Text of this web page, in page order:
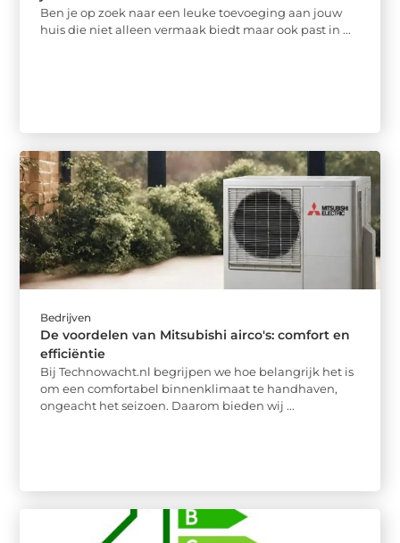
Ben je op zoek naar een leuke toevoeging aan jouw
huis die niet alleen vermaak biedt maar ook past in ...
Bedrijven
De voordelen van Mitsubishi airco's: comfort en
efficiëntie
Bij Technowacht.nl begrijpen we hoe belangrijk het is
om een comfortabel binnenklimaat te handhaven,
ongeacht het seizoen. Daarom bieden wij ...